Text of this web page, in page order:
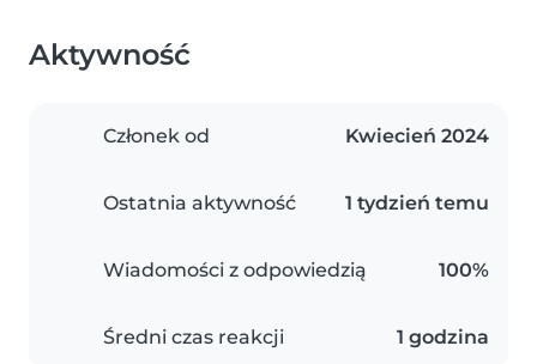
Aktywność
Członek od Kwiecień 2024
Ostatnia aktywność 1 tydzień temu
Wiadomości z odpowiedzią 100%
Średni czas reakcji 1 godzina